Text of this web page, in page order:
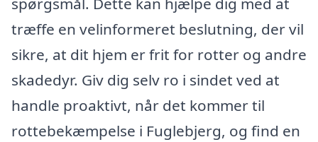
træffe en velinformeret beslutning, der vil
sikre, at dit hjem er frit for rotter og andre
skadedyr. Giv dig selv ro i sindet ved at
handle proaktivt, når det kommer til
rottebekæmpelse i Fuglebjerg, og find en